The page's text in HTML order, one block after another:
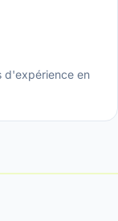
d'expérience en